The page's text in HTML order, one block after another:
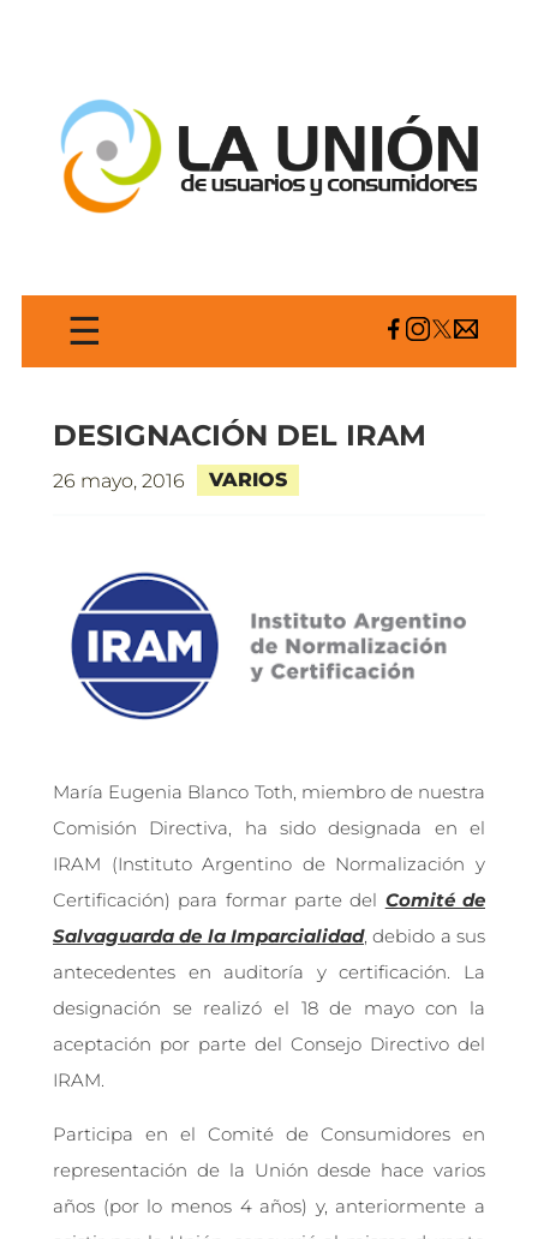
☰
DESIGNACIÓN DEL IRAM
26 mayo, 2016 VARIOS
María Eugenia Blanco Toth, miembro de nuestra
Comisión Directiva, ha sido designada en el
IRAM (Instituto Argentino de Normalización y
Certificación) para formar parte del Comité de
Salvaguarda de la Imparcialidad, debido a sus
antecedentes en auditoría y certificación. La
designación se realizó el 18 de mayo con la
aceptación por parte del Consejo Directivo del
IRAM.
Participa en el Comité de Consumidores en
representación de la Unión desde hace varios
años (por lo menos 4 años) y, anteriormente a